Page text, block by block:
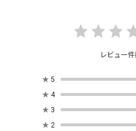
レビュー
★ 5
★ 4
★ 3
★ 2